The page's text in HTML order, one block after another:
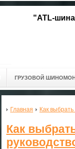
"ATL-
ГРУЗОВОЙ
Главная Как
Как